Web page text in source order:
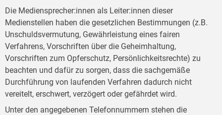
Die Mediensprecher:innen als Leiter:innen dieser
Medienstellen haben die gesetzlichen Bestimmungen (z.B.
Unschuldsvermutung, Gewährleistung eines fairen
Verfahrens, Vorschriften über die Geheimhaltung,
Vorschriften zum Opferschutz, Persönlichkeitsrechte) zu
beachten und dafür zu sorgen, dass die sachgemäße
Durchführung von laufenden Verfahren dadurch nicht
vereitelt, erschwert, verzögert oder gefährdet wird.
Unter den angegebenen Telefonnummern stehen die